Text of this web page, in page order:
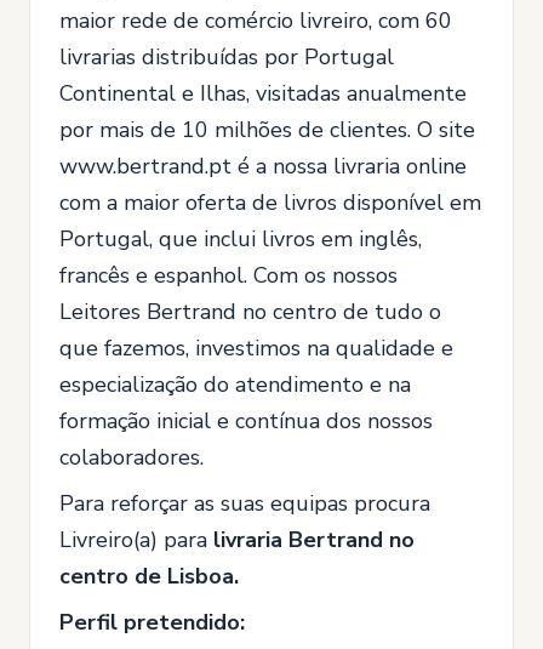
maior rede de comércio livreiro, com 60
livrarias distribuídas por Portugal
Continental e Ilhas, visitadas anualmente
por mais de 10 milhões de clientes. O site
www.bertrand.pt é a nossa livraria online
com a maior oferta de livros disponível em
Portugal, que inclui livros em inglês,
francês e espanhol. Com os nossos
Leitores Bertrand no centro de tudo o
que fazemos, investimos na qualidade e
especialização do atendimento e na
formação inicial e contínua dos nossos
colaboradores.
Para reforçar as suas equipas procura
Livreiro(a) para livraria Bertrand no
centro de Lisboa.
Perfil pretendido: